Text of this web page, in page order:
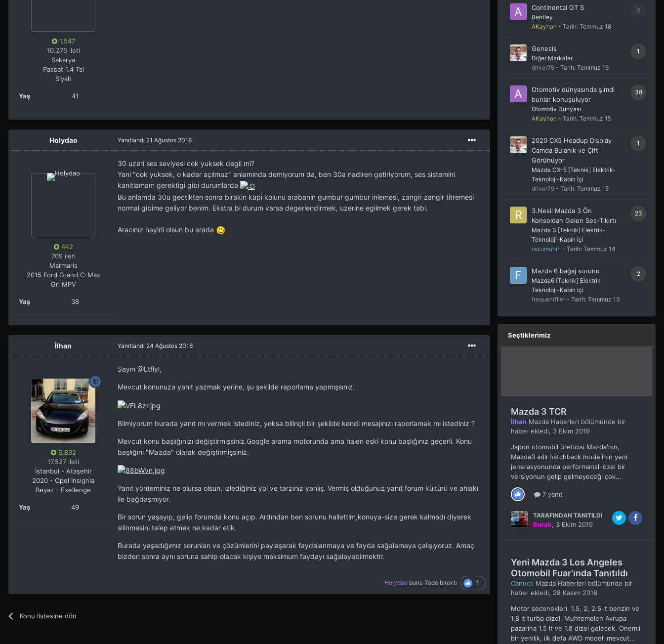
1.547
10.275 ileti
Sakarya
Passat 1.4 Tsi
Siyah
Yaş 41
Holydao
442
709 ileti
Marmaris
2015 Ford Grand C-Max
Gri MPV
Yaş 38
Yanıtlandı 21 Ağustos 2016
30 uzeri ses seviyesi cok yuksek degil mi?
Yani "cok yuksek, o kadar açılmaz" anlaminda demiyorum da, ben 30a nadiren getiriyorum, ses sistemini
kanitlamam gerektigi gibi durumlarda
Bu anlamda 30u gectikten sonra birakin kapi kolunu arabanin gumbur gumbur inlemesi, zangir zangir titremesi
normal gibime geliyor benim. Ekstra bi durum varsa degerlendirmek, uzerine egilmek gerek tabi.
Aracınız hayirli olsun bu arada
İlhan
6.832
17.527 ileti
İstanbul - Ataşehir
2020 - Opel İnsignia
Beyaz - Exellenge
Yaş 49
Yanıtlandı 24 Ağustos 2016
Sayın @Ltflyl,
Mevcut konunuza yanıt yazmak yerine, şu şekilde raporlama yapmışsınız.
Bilmiyorum burada yanıt mı vermek istediniz, yoksa bilinçli bir şekilde kendi mesajınızı raporlamak mı istediniz ?
Mevcut konu başlığınızı değiştirmişsiniz.Google arama motorunda ama halen eski konu başlığınız geçerli. Konu
başlığını "Mazda" olarak değiştirmişsiniz.
Yanıt yönteminiz ne olursa olsun, izlediğiniz yol ve tarzınız yanlış. Vermiş olduğunuz yanıt forum kültürü ve ahlakı
ile bağdaşmıyor.
Bir sorun yaşayıp, gelip forumda konu açıp. Ardından ben sorunu hallettim,konuya-size gerek kalmadı diyerek
silinmesini talep etmek ne kadar etik.
Burada yaşadığımız sorunları ve çözümlerini paylaşarak faydalanmaya ve fayda sağalamaya çalışıyoruz. Amaç
bizden sonra aynı soruna sahip olacak kişiye maksimum faydayı sağalayabilmektir.
Holydao buna ifade bıraktı 1
Konu listesine dön
0
Continental GT S
Bentley
AKayhan - Tarih: Temmuz 18
1
Genesis
Diğer Markalar
driver79 - Tarih: Temmuz 16
38
Otomotiv dünyasında şimdi
bunlar konuşuluyor
Otomotiv Dünyası
AKayhan - Tarih: Temmuz 15
1
2020 CX5 Headup Display
Camda Bulanık ve Çift
Görünüyor
Mazda CX-5 [Teknik] Elektrik-
Teknoloji-Kabin İçi
driver79 - Tarih: Temmuz 15
23
3.Nesil Mazda 3 Ön
Konsoldan Gelen Ses-Tıkırtı
Mazda 3 [Teknik] Elektrik-
Teknoloji-Kabin İçi
razumuhin - Tarih: Temmuz 14
2
Mazda 6 bağaj sorunu
Mazda6 [Teknik] Elektrik-
Teknoloji-Kabin İçi
frequentflier - Tarih: Temmuz 13
Seçtiklerimiz
Mazda 3 TCR
İlhan Mazda Haberleri bölümünde bir
haber ekledi, 3 Ekim 2019
Japon otomobil üreticisi Mazda'nın,
Mazda3 adlı hatchback modelinin yeni
jenerasyonunda performanslı özel bir
versiyonun gelip gelmeyeceği çok...
7 yanıt
TARAFINDAN TANITILDI
Burak, 3 Ekim 2019
Yeni Mazda 3 Los Angeles
Otomobil Fuar'ında Tanıtıldı
Canuck Mazda Haberleri bölümünde bir
haber ekledi, 28 Kasım 2018
Motor secenekleri 1.5, 2, 2.5 lt benzin ve
1.8 lt turbo dizel. Muhtemelen Avrupa
pazarina 1.5 lt ve 1.8 dizel gelecek. Onemli
bir yenilik, ilk defa AWD modeli mevcut...